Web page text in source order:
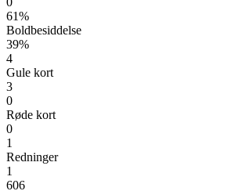
61%
Boldbesiddelse
39%
4
Gule kort
3
0
Røde kort
0
1
Redninger
1
606